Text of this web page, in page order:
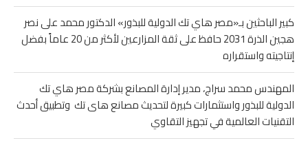
كبير الباحثين بـ«مصر هاي تك الدولية للبذور» الدكتور محمد على نصر
هجين الذرة 2031 حافظ على ثقة المزارعين لأكثر من 20 عاماً بفضل
إنتاجيته واستقراره
المهندس محمد سراج، مدير إدارة المصانع بشركة مصر هاي تك
الدولية للبذور واستثمارات كبيرة لتحديث مصانع هاى تك وتطبيق أحدث
التقنيات العالمية في تجهيز التقاوي